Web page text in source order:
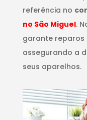
referência no
no São Miguel.
garante reparos
assegurando a
seus aparelhos.